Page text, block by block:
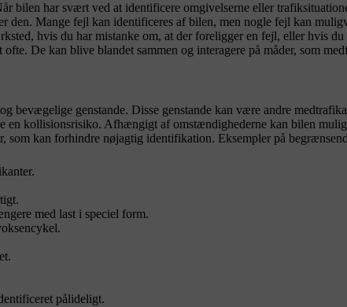
bilen har svært ved at identificere omgivelserne eller
den. Mange fejl kan identificeres af bilen, men nogle fejl kan
hvis du har mistanke om, at der foreligger en fejl, eller hvis du
De kan blive blandet sammen og interagere på måder, som
bevægelige genstande. Disse genstande kan være andre
en kollisionsrisiko. Afhængigt af omstændighederne kan bilen
som kan forhindre nøjagtig identifikation. Eksempler på
med last i speciel form.
pålideligt.